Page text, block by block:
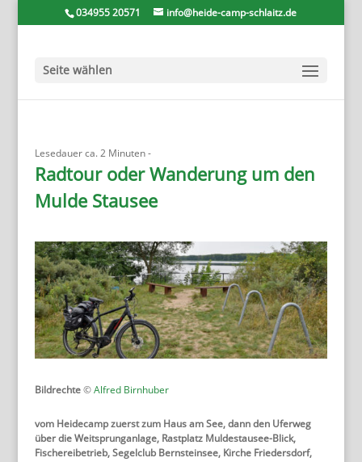
034955 20571 info@heide-camp-schlaitz.de
Seite wählen
Lesedauer ca. 2 Minuten -
Radtour oder Wanderung um den
Mulde Stausee
Bildrechte©Alfred Birnhuber
vom Heidecamp zuerst zum Haus am See, dann den Uferweg
über die Weitsprunganlage, Rastplatz Muldestausee-Blick,
Fischereibetrieb, Segelclub Bernsteinsee, Kirche Friedersdorf,